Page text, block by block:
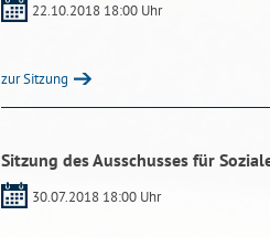
22.10.2018 18:00 Uhr
zur Sitzung
Sitzung des Ausschusses für
30.07.2018 18:00 Uhr